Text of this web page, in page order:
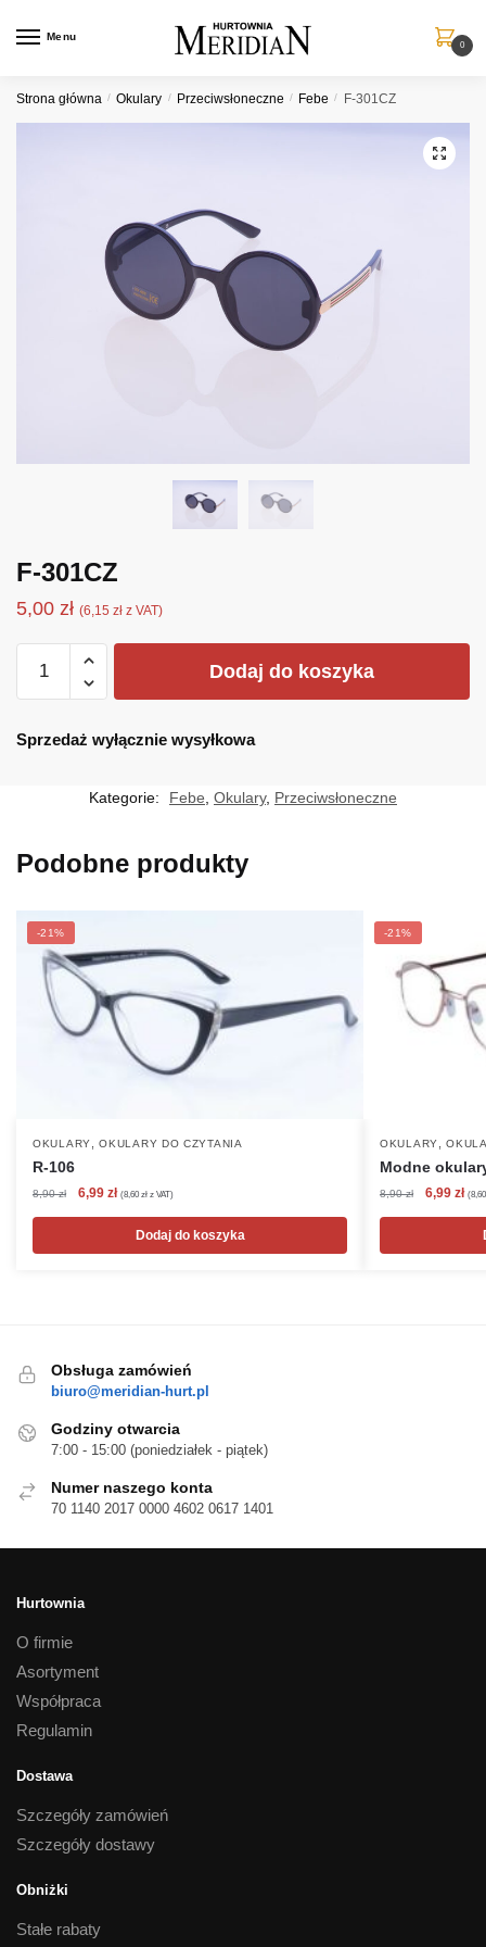
Menu
0
Strona główna / Okulary / Przeciwsłoneczne / Febe / F-301CZ
F-301CZ
5,00 zł (6,15 zł z VAT)
Dodaj do koszyka
Sprzedaż wyłącznie wysyłkowa
Kategorie: Febe Okulary, Przeciwsłoneczne
Podobne produkty
-21%
OKULARY ,OKULARY DO CZYTANIA
R-106
8,90zł
Pierwotna
8,90 zł.
6,99 złAktualna
wynosi:
6,99 zł.
(8,60 zł z VAT)
Dodaj do koszyka
-21%
OKULARY ,
Modne
8,90zł
Pierwotna
8,90 zł.
6,99 zł (
Obsługa zamówień
biuro@meridian-hurt.pl
Godziny otwarcia
7:00 - 15:00 (poniedziałek - piątek)
Numer naszego konta
70 1140 2017 0000 4602 0617 1401
Hurtownia
O firmie
Asortyment
Współpraca
Regulamin
Dostawa
Szczegóły zamówień
Szczegóły dostawy
Obniżki
Stałe rabaty